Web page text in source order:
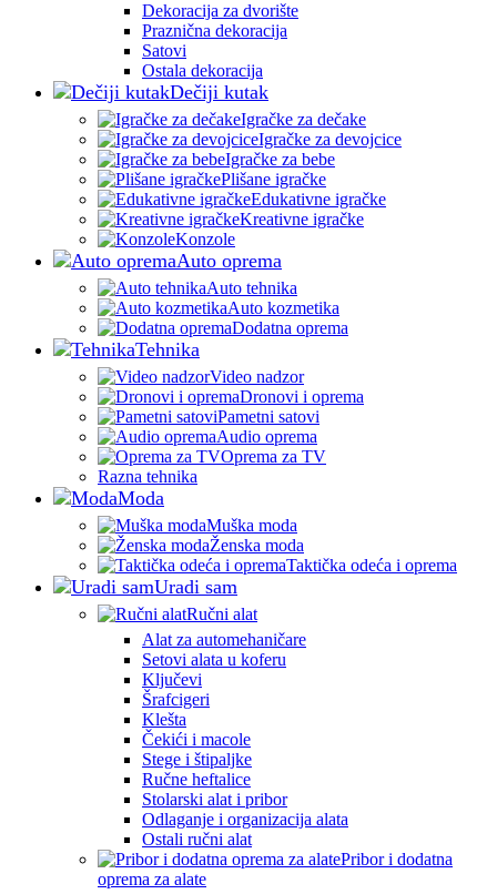
Dekoracija za dvorište
Praznična dekoracija
Satovi
Ostala dekoracija
Dečiji kutak
Igračke za dečake
Igračke za devojcice
Igračke za bebe
Plišane igračke
Edukativne igračke
Kreativne igračke
Konzole
Auto oprema
Auto tehnika
Auto kozmetika
Dodatna oprema
Tehnika
Video nadzor
Dronovi i oprema
Pametni satovi
Audio oprema
Oprema za TV
Razna tehnika
Moda
Muška moda
Ženska moda
Taktička odeća i oprema
Uradi sam
Ručni alat
Alat za automehaničare
Setovi alata u koferu
Ključevi
Šrafcigeri
Klešta
Čekići i macole
Stege i štipaljke
Ručne heftalice
Stolarski alat i pribor
Odlaganje i organizacija alata
Ostali ručni alat
Pribor i dodatna
oprema za alate